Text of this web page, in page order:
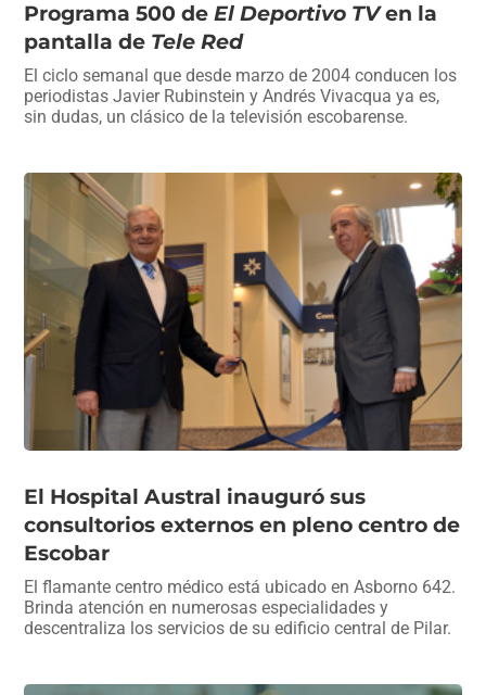
Programa 500 deEl Deportivo TVen la
pantalla de Tele Red
El ciclo semanal que desde marzo de 2004 conducen los
periodistas Javier Rubinstein y Andrés Vivacqua ya es,
sin dudas, un clásico de la televisión escobarense.
El Hospital Austral inauguró sus
consultorios externos en pleno centro de
Escobar
El flamante centro médico está ubicado en Asborno 642.
Brinda atención en numerosas especialidades y
descentraliza los servicios de su edificio central de Pilar.